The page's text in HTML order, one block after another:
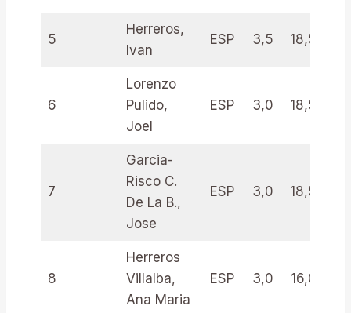
5
Herreros,
Ivan
ESP 3,5 18,5
6
Lorenzo
Pulido,
Joel
ESP 3,0 18,5
7
Garcia-
Risco C.
De La B.,
Jose
ESP 3,0 18,5
8
Herreros
Villalba,
Ana Maria
ESP 3,0 16,0